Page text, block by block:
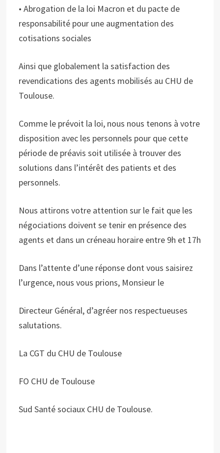
• Abrogation de la loi Macron et du pacte de
responsabilité pour une augmentation des
cotisations sociales
Ainsi que globalement la satisfaction des
revendications des agents mobilisés au CHU de
Toulouse.
Comme le prévoit la loi, nous nous tenons à votre
disposition avec les personnels pour que cette
période de préavis soit utilisée à trouver des
solutions dans l’intérêt des patients et des
personnels.
Nous attirons votre attention sur le fait que les
négociations doivent se tenir en présence des
agents et dans un créneau horaire entre 9h et 17h
Dans l’attente d’une réponse dont vous saisirez
l’urgence, nous vous prions, Monsieur le
Directeur Général, d’agréer nos respectueuses
salutations.
La CGT du CHU de Toulouse
FO CHU de Toulouse
Sud Santé sociaux CHU de Toulouse.